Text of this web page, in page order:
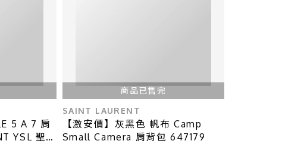
5 A 7 肩
YSL 聖
商品已售完
SAINT LAURENT
【激安價】灰黑色 帆布 Camp
Small Camera 肩背包 647179